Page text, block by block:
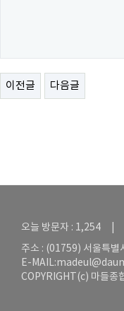
이전글 다음글
오늘 방문자 : 1,254 |
주소 : (01759) 서울특별
E-MAIL:
COPYRIGHT(c) 마들종